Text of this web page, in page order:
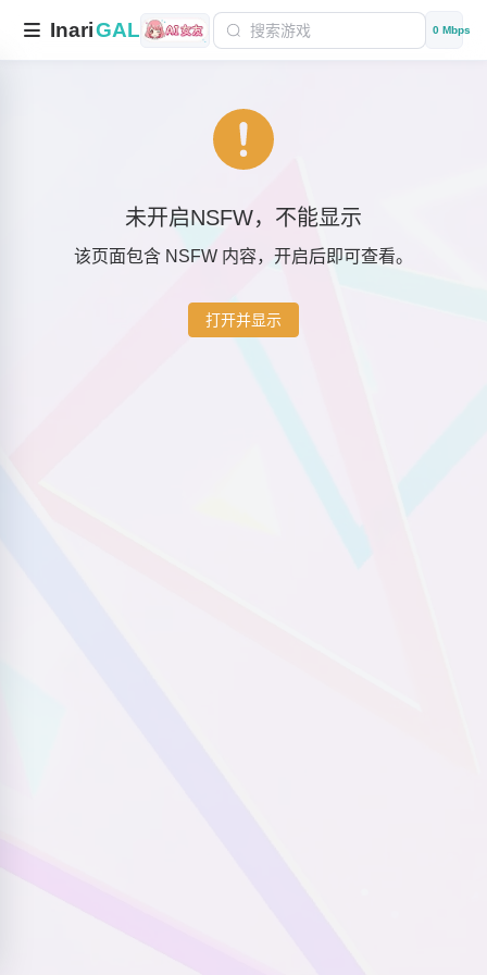
InariGAL 0 Mbps
未开启NSFW，不能显示
该页面包含 NSFW 内容，开启后即可查看。
打开并显示